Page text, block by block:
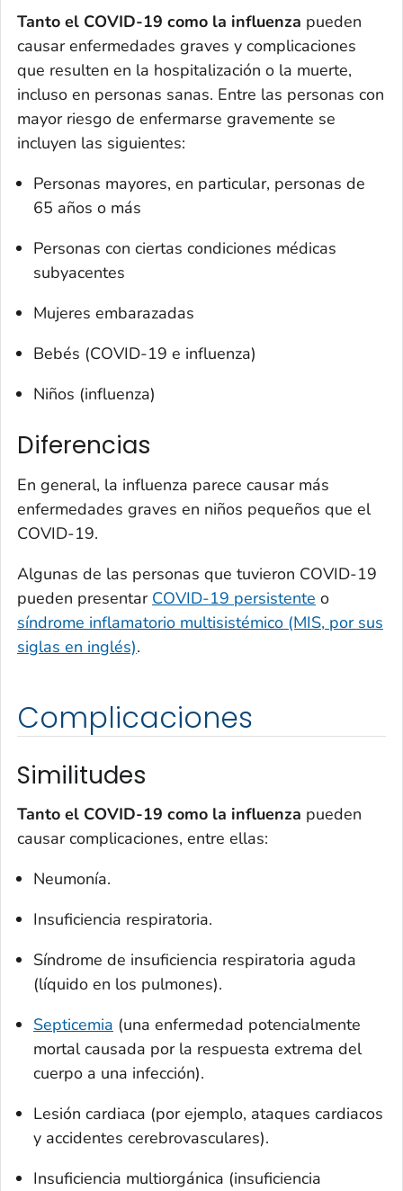
Tanto el COVID-19 como la influenza pueden
causar enfermedades graves y complicaciones
que resulten en la hospitalización o la muerte,
incluso en personas sanas. Entre las personas con
mayor riesgo de enfermarse gravemente se
incluyen las siguientes:
Personas mayores, en particular, personas de
65 años o más
Personas con ciertas condiciones médicas
subyacentes
Mujeres embarazadas
Bebés (COVID-19 e influenza)
Niños (influenza)
Diferencias
En general, la influenza parece causar más
enfermedades graves en niños pequeños que el
COVID-19.
Algunas de las personas que tuvieron COVID-19
pueden presentar COVID-19 persistente o
síndrome inflamatorio multisistémico (MIS, por sus
siglas en inglés).
Complicaciones
Similitudes
Tanto el COVID-19 como la influenza pueden
causar complicaciones, entre ellas:
Neumonía.
Insuficiencia respiratoria.
Síndrome de insuficiencia respiratoria aguda
(líquido en los pulmones).
Septicemia (una enfermedad potencialmente
mortal causada por la respuesta extrema del
cuerpo a una infección).
Lesión cardiaca (por ejemplo, ataques cardiacos
y accidentes cerebrovasculares).
Insuficiencia multiorgánica (insuficiencia